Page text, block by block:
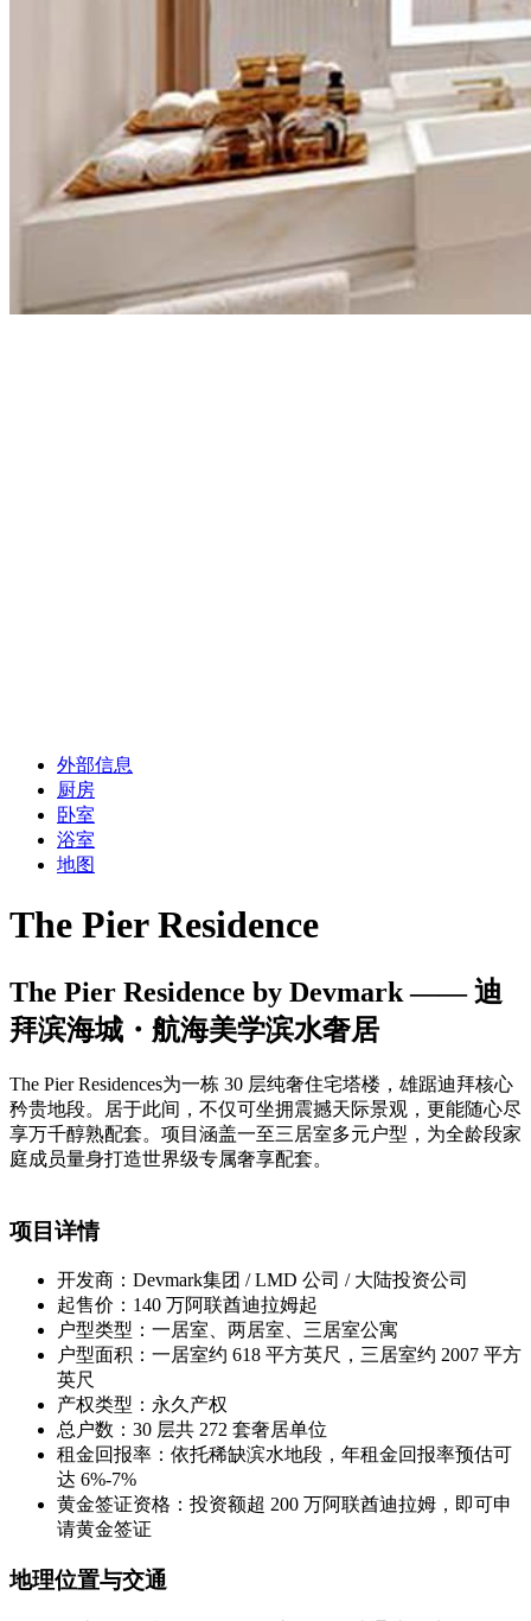
外部信息
厨房
卧室
浴室
地图
The Pier Residence
The Pier Residence by Devmark —— 迪
拜滨海城・航海美学滨水奢居
The Pier Residences为一栋 30 层纯奢住宅塔楼，雄踞迪拜核心
矜贵地段。居于此间，不仅可坐拥震撼天际景观，更能随心尽
享万千醇熟配套。项目涵盖一至三居室多元户型，为全龄段家
庭成员量身打造世界级专属奢享配套。
项目详情
开发商：Devmark集团 / LMD 公司 / 大陆投资公司
起售价：140 万阿联酋迪拉姆起
户型类型：一居室、两居室、三居室公寓
户型面积：一居室约 618 平方英尺，三居室约 2007 平方
英尺
产权类型：永久产权
总户数：30 层共 272 套奢居单位
租金回报率：依托稀缺滨水地段，年租金回报率预估可
达 6%-7%
黄金签证资格：投资额超 200 万阿联酋迪拉姆，即可申
请黄金签证
地理位置与交通